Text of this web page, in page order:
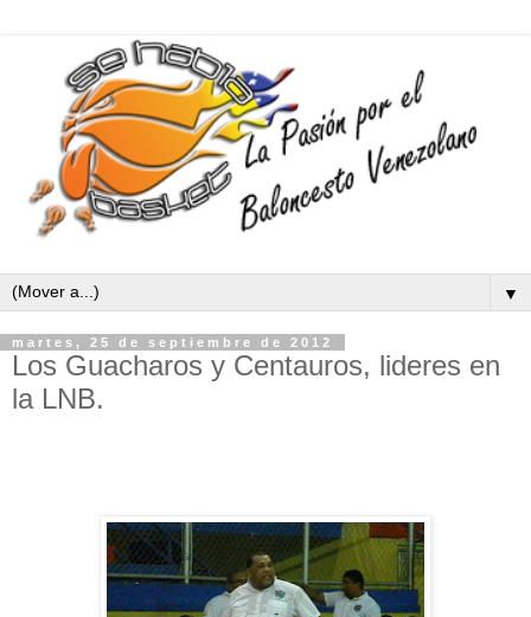
▼
martes, 25 de septiembre de 2012
Los Guacharos y Centauros, lideres en
la LNB.